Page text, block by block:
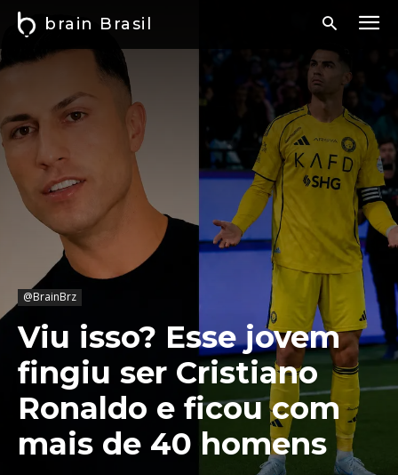
brain Brasil
@BrainBrz
Viu isso? Esse jovem
fingiu ser Cristiano
Ronaldo e ficou com
mais de 40 homens